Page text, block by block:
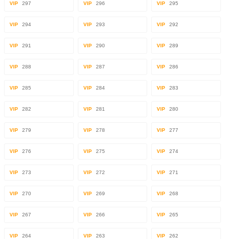
VIP 297 VIP 296 VIP 295
VIP 294 VIP 293 VIP 292
VIP 291 VIP 290 VIP 289
VIP 288 VIP 287 VIP 286
VIP 285 VIP 284 VIP 283
VIP 282 VIP 281 VIP 280
VIP 279 VIP 278 VIP 277
VIP 276 VIP 275 VIP 274
VIP 273 VIP 272 VIP 271
VIP 270 VIP 269 VIP 268
VIP 267 VIP 266 VIP 265
VIP 264 VIP 263 VIP 262